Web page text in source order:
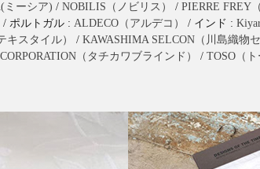
ミーシア) / NOBILIS（ノビリス） / PIERRE FREY
/ ポルトガル : ALDECO（アルデコ） / インド :
キスタイル） / KAWASHIMA SELCON（川島織物セ
（タチカワブラインド） / TOSO（ト